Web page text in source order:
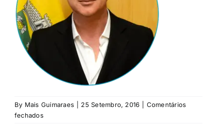
Rubricas
Jornal
For:
By Mais Guimaraes 25 Setembro, 2016
Comentários
fechadosem